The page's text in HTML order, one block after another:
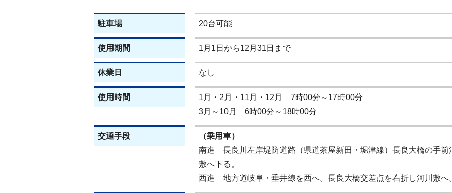
駐車場 20台可能
使用期間 1月1日から12月31日まで
休業日 なし
使用時間
1月・2月・11月・12月 7時00分～17時00分
3月～10月 6時00分～18時00分
交通手段
（乗用車）
南進 長良川左岸堤防道路（県道茶屋新田・堀津線）長良大橋の手前
敷へ下る。
西進 地方道岐阜・垂井線を西へ。長良大橋交差点を右折し河川敷へ